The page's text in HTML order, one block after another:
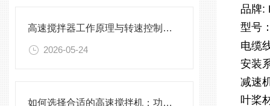
高速搅拌器工作原理与转速控制技术分析
2026-05-24
如何选择合适的高速搅拌机：功率、转速、搅拌桨叶与物料适配性分析
品牌:
型号
电缆
安装
减速
叶桨